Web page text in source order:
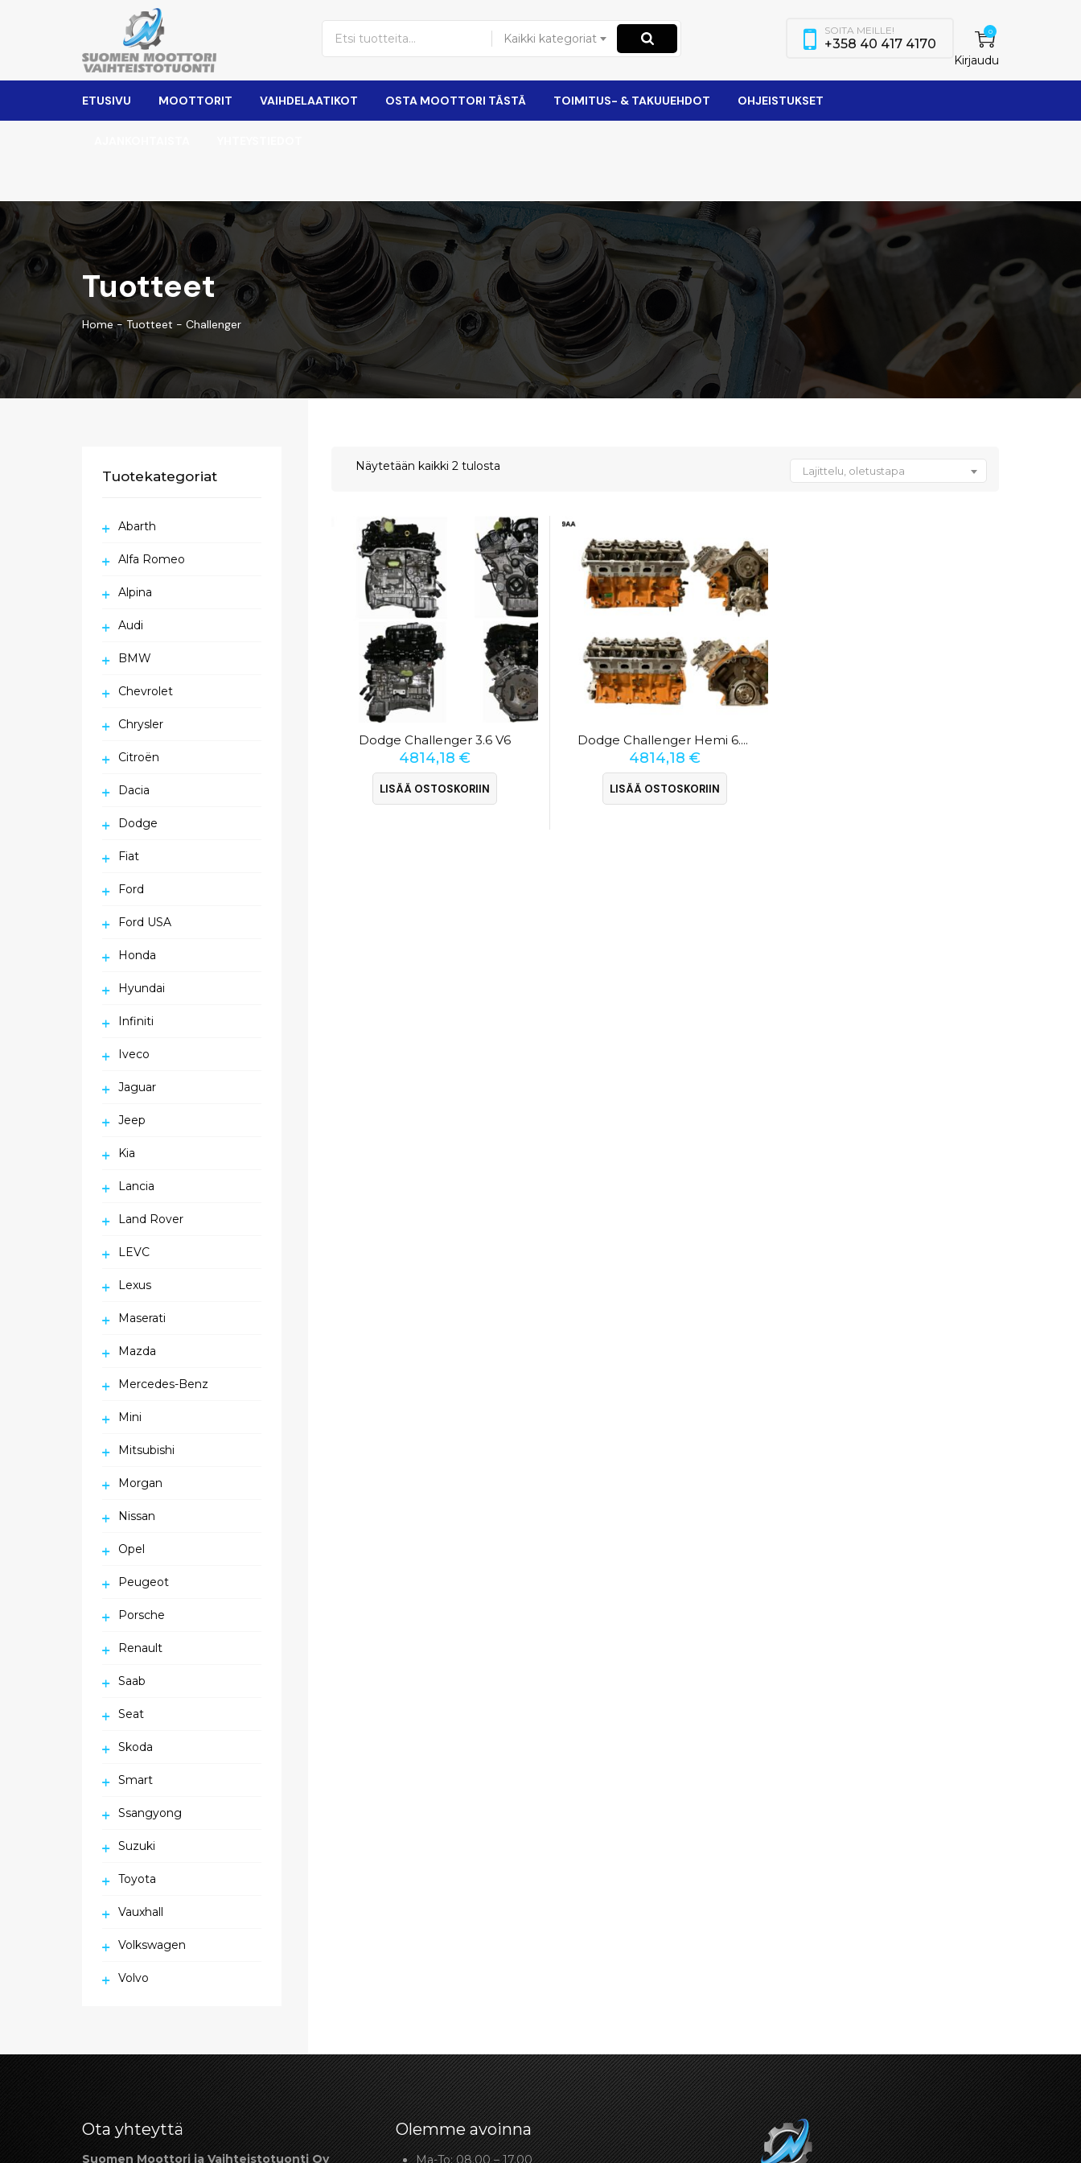
Kaikki kategoriat 0
Kirjaudu
SOITA MEILLE!
+358 40 417 4170
ETUSIVU MOOTTORIT VAIHDELAATIKOT OSTA MOOTTORI TÄSTÄ TOIMITUS- & TAKUUEHDOT OHJEISTUKSET
Tuotteet
Home-Tuotteet - Challenger
Näytetään kaikki 2 tulosta Lajittelu, oletustapa
Dodge Challenger 3.6 V6
4814,18 €
LISÄÄ OSTOSKORIIN
Dodge Challenger Hemi 6.4 V8
4814,18€
LISÄÄ OSTOSKORIIN
Tuotekategoriat
Abarth
Alfa Romeo
Alpina
Audi
BMW
Chevrolet
Chrysler
Citroën
Dacia
Dodge
Fiat
Ford
Ford USA
Honda
Hyundai
Infiniti
Iveco
Jaguar
Jeep
Kia
Lancia
Land Rover
LEVC
Lexus
Maserati
Mazda
Mercedes-Benz
Mini
Mitsubishi
Morgan
Nissan
Opel
Peugeot
Porsche
Renault
Saab
Seat
Skoda
Smart
Ssangyong
Suzuki
Toyota
Vauxhall
Volkswagen
Volvo
Ota yhteyttä
Suomen Moottori ja Vaihteistotuonti Oy
Olemme avoinna
Ma-To: 08.00 – 17.00